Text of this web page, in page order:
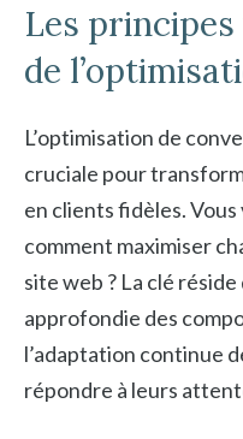
Les
de
L’optimisation de
cruciale pour
en clients fidèles.
comment maximiser
site web ? La clé
approfondie des
l’adaptation continue
répondre à leurs